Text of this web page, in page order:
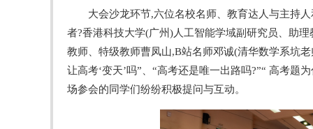
大会沙龙环节,六位名校名师、教育达人与主持
者?香港科技大学(广州)人工智能学域副研究员、助
教师、特级教师曹凤山,B站名师邓诚(清华数学系坑
让高考‘变天’吗”、“高考还是唯一出路吗?”“ 高考题
场参会的同学们纷纷积极提问与互动。